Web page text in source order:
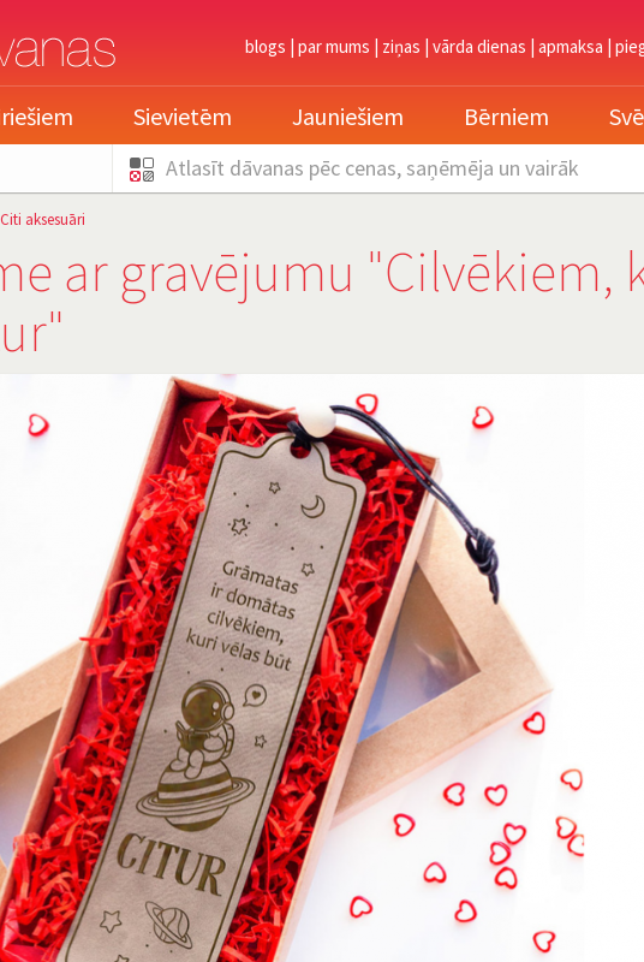
blogs | par mums | ziņas | vārda dienas | apmaksa |
Sievietēm Jauniešiem Bērniem
Atlasīt dāvanas pēc cenas, saņēmēja un vairāk
Citi aksesuāri
ar gravējumu "Cilvēkiem,